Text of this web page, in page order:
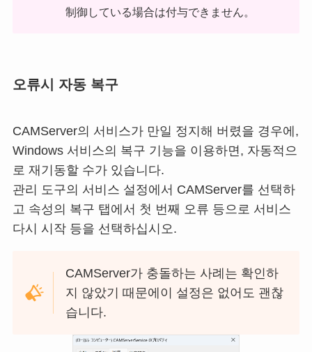
制御している場合は付与できません。
오류시 자동 복구
CAMServer의 서비스가 만일 정지해 버렸을 경우에,
Windows 서비스의 복구 기능을 이용하면, 자동적으
로 재기동할 수가 있습니다.
관리 도구의 서비스 설정에서 CAMServer를 선택하
고 속성의 복구 탭에서 첫 번째 오류 등으로 서비스
다시 시작 등을 선택하십시오.
CAMServer가 충돌하는 사례는 확인하
지 않았기 때문에이 설정은 없어도 괜찮
습니다.